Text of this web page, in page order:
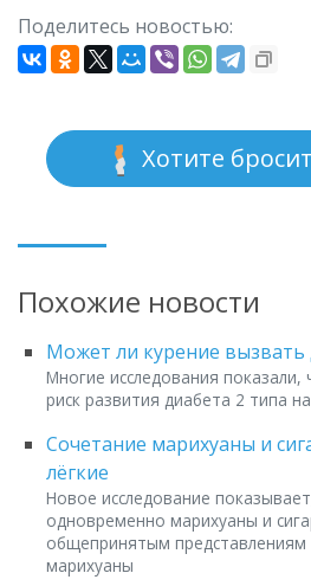
Поделитесь новостью:
Хотите
Похожие новости
Может ли курение вызвать
Многие исследования показали,
риск развития диабета 2 типа
Сочетание марихуаны и
лёгкие
Новое исследование
одновременно марихуаны и
общепринятым представлениям
марихуаны